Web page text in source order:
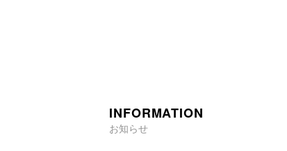
INFORMATION
お知らせ